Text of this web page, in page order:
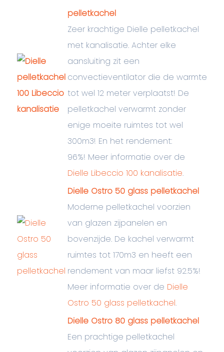
pelletkachel
Zeer krachtige Dielle pelletkachel
met kanalisatie. Achter elke
aansluiting zit een
convectieventilator die de warmte
tot wel 12 meter verplaatst! De
pelletkachel verwarmt zonder
enige moeite ruimtes tot wel
300m3! En het rendement:
96%! Meer informatie over de
Dielle Libeccio 100 kanalisatie.
Dielle Ostro 50 glass pelletkachel
Moderne pelletkachel voorzien
van glazen zijpanelen en
bovenzijde. De kachel verwarmt
ruimtes tot 170m3 en heeft een
rendement van maar liefst 92.5%!
Meer informatie over de Dielle
Ostro 50 glass pelletkachel.
Dielle Ostro 80 glass pelletkachel
Een prachtige pelletkachel